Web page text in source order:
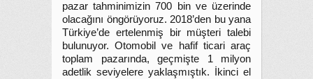
pazar tahminimizin 700 bin ve üzerinde
olacağını öngörüyoruz. 2018’den bu yana
Türkiye’de ertelenmiş bir müşteri talebi
bulunuyor. Otomobil ve hafif ticari araç
toplam pazarında, geçmişte 1 milyon
adetlik seviyelere yaklaşmıştık. İkinci el